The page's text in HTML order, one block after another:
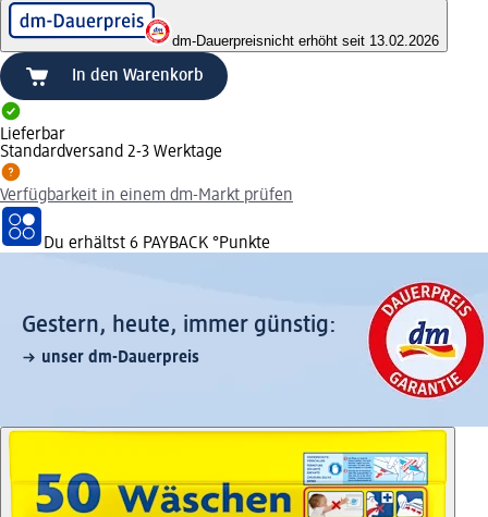
dm-Dauerpreisnicht erhöht seit 13.02.2026
In den Warenkorb
Lieferbar
Standardversand 2-3 Werktage
Verfügbarkeit in einem dm-Markt prüfen
Du erhältst 6 PAYBACK °Punkte
Gestern, heute, immer günstig:
unser dm-Dauerpreis